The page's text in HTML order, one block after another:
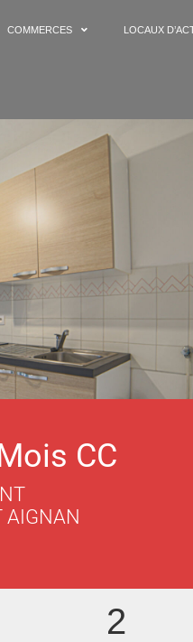
COMMERCES LOCAUX
CC
AIGNAN
2